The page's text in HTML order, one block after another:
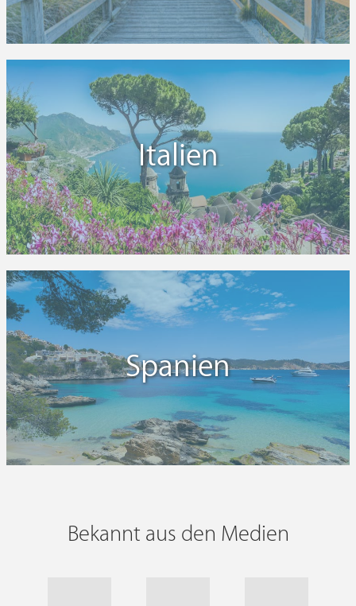
Bahnhofstraße 4
8810 Horgen, Schweiz
City Hotel
Gersauerstraße 21
6440 Brunnen, Schweiz
Hotelbewertung: 7,6 von 10
Hotel Alexander
Hertensteinstrasse 42
6353 Weggis, Schweiz
Hotelbewertung: 7,6 von 10
Grand Hotel National
Haldenstraße 4
6006 Luzern, Schweiz
Hotelbewertung: 7,5 von 10
Hotel Continental Park
Murbacherstraße 4
6002 Luzern, Schweiz
Hotelbewertung: 7,4 von 10
Italien
Spanien
Bekannt aus den Medien